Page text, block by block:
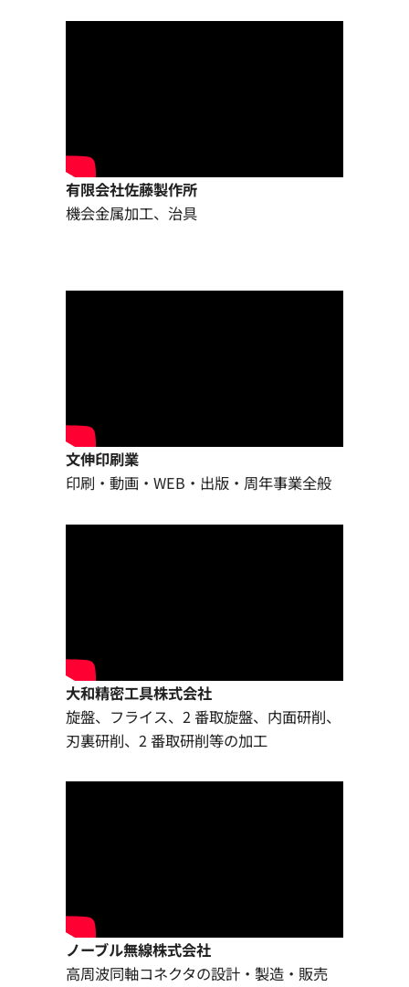
有限会社佐藤製作所
機会金属加工、治具
文伸印刷業
印刷・動画・WEB・出版・周年事業全般
大和精密工具株式会社
旋盤、フライス、2 番取旋盤、内面研削、
刃裏研削、2 番取研削等の加工
ノーブル無線株式会社
高周波同軸コネクタの設計・製造・販売